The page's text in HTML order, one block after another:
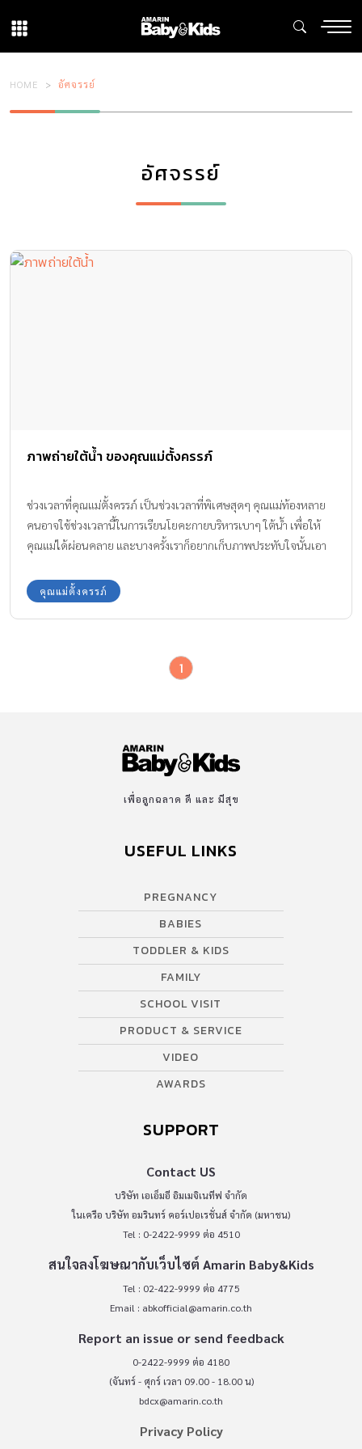
HOME อัศจรรย์
อัศจรรย์
ภาพถ่ายใต้น้ำ ของคุณแม่ตั้งครรภ์
ช่วงเวลาที่คุณแม่ตั้งครรภ์ เป็นช่วงเวลาที่พิเศษสุดๆ คุณแม่ท้องหลาย
คนอาจใช้ช่วงเวลานี้ในการเรียนโยคะกายบริหารเบาๆ ใต้น้ำ เพื่อให้
คุณแม่ได้ผ่อนคลาย และบางครั้งเราก็อยากเก็บภาพประทับใจนั้นเอา
แม่ค่ะคุณแม่ตั้งครรภ์
1
เพื่อลูกฉลาด ดี และ มีสุข
USEFUL LINKS
PREGNANCY
BABIES
TODDLER & KIDS
FAMILY
SCHOOL VISIT
PRODUCT & SERVICE
VIDEO
AWARDS
SUPPORT
Contact US
บริษัท เอเอ็มอี อิมเมจิเนทีฟ จำกัด
ในเครือ บริษัท อมรินทร์ คอร์เปอเรชั่นส์ จำกัด (มหาชน)
Tel : 0-2422-9999 ต่อ 4510
สนใจลงโฆษณากับเว็บไซต์ Amarin Baby&Kids
Tel : 02-422-9999 ต่อ 4775
Email : abkofficial@amarin.co.th
Report an issue or send feedback
0-2422-9999 ต่อ 4180
(จันทร์ - ศุกร์ เวลา 09.00 - 18.00 น)
bdcx@amarin.co.th
Privacy Policy